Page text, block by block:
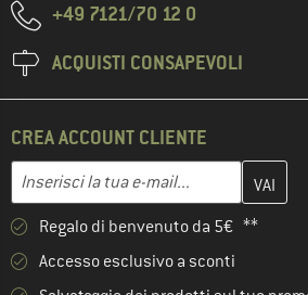
+49 7121/70 12 0
ACQUISTI CONSAPEVOLI
CREA ACCOUNT CLIENTE
Indirizzo e-mail
Inserisci qui il tuo indirizzo e-mail e
Regalo di benvenuto da 5€ **
Accesso esclusivo a sconti